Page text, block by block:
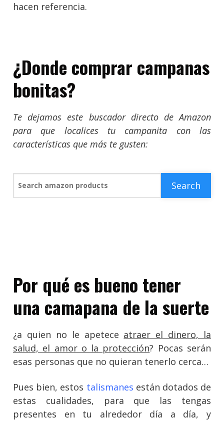
hacen referencia.
¿Donde comprar campanas
bonitas?
Te dejamos este buscador directo de Amazon
para que localices tu campanita con las
características que más te gusten:
Search amazon products Search
Por qué es bueno tener
una camapana de la suerte
¿a quien no le apetece atraer el dinero, la
salud, el amor o la protección? Pocas serán
esas personas que no quieran tenerlo cerca…
Pues bien, estos talismanes están dotados de
estas cualidades, para que las tengas
presentes en tu alrededor día a día, y